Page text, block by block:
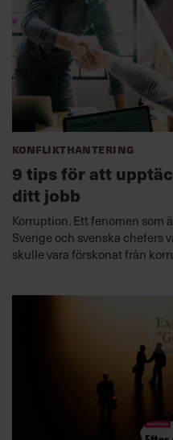
Konflikthantering
9 tips för att
ditt jobb
Korruption. Ett fenomen som
Sverige och svenska chefers
skulle vara förskonat från